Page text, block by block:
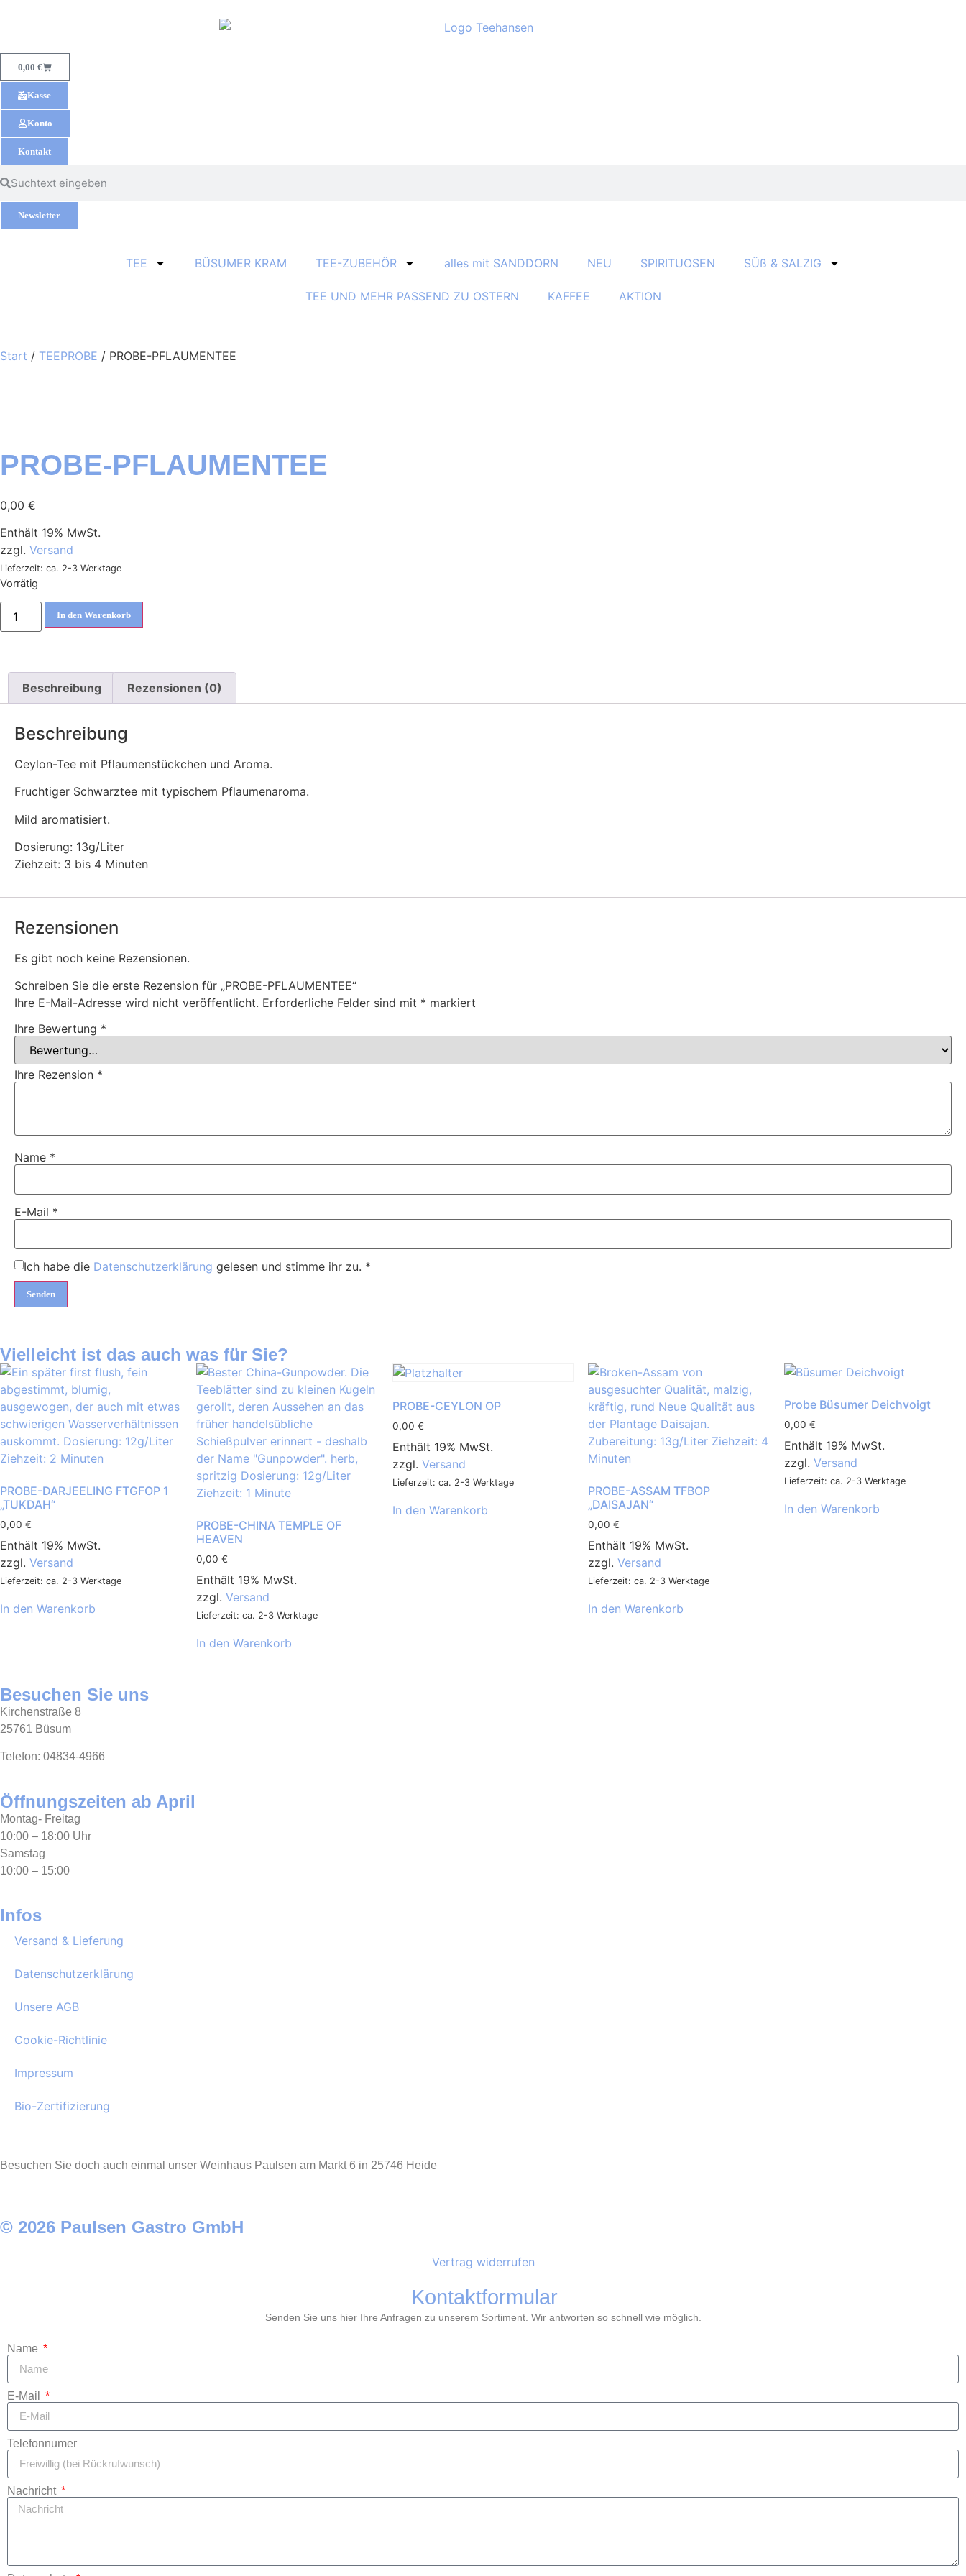
0,00 €
Kasse
Konto
Kontakt
Newsletter
TEE BÜSUMER KRAM TEE-ZUBEHÖR alles mit SANDDORN NEU SPIRITUOSEN SÜß & SALZIG
TEE UND MEHR PASSEND ZU OSTERN KAFFEE AKTION
Start / TEEPROBE / PROBE-PFLAUMENTEE
PROBE-PFLAUMENTEE
0,00 €
Enthält 19% MwSt.
zzgl. Versand
Lieferzeit: ca. 2-3 Werktage
Vorrätig
In den Warenkorb
Beschreibung Rezensionen (0)
Beschreibung
Ceylon-Tee mit Pflaumenstückchen und Aroma.
Fruchtiger Schwarztee mit typischem Pflaumenaroma.
Mild aromatisiert.
Dosierung: 13g/Liter
Ziehzeit: 3 bis 4 Minuten
Rezensionen
Es gibt noch keine Rezensionen.
Schreiben Sie die erste Rezension für „PROBE-PFLAUMENTEE“
Ihre E-Mail-Adresse wird nicht veröffentlicht. Erforderliche Felder sind mit * markiert
Ihre Bewertung *
Ihre Rezension *
Name *
E-Mail *
Ich habe die Datenschutzerklärung gelesen und stimme ihr zu. *
Vielleicht ist das auch was für Sie?
PROBE-DARJEELING FTGFOP 1
„TUKDAH“
0,00 €
Enthält 19% MwSt.
zzgl. Versand
Lieferzeit: ca. 2-3 Werktage
In den Warenkorb
PROBE-CHINA TEMPLE OF
HEAVEN
0,00 €
Enthält 19% MwSt.
zzgl. Versand
Lieferzeit: ca. 2-3 Werktage
In den Warenkorb
PROBE-CEYLON OP
0,00 €
Enthält 19% MwSt.
zzgl. Versand
Lieferzeit: ca. 2-3 Werktage
In den Warenkorb
PROBE-ASSAM TFBOP
„DAISAJAN“
0,00€
Enthält 19% MwSt.
zzgl.Versand
Lieferzeit: ca. 2-3 Werktage
In den Warenkorb
Probe Büsumer Deichvoigt
0,00€
Enthält 19% MwSt.
zzgl.Versand
Lieferzeit: ca. 2-3 Werktage
In den Warenkorb
Besuchen Sie uns
Kirchenstraße 8
25761 Büsum
Telefon: 04834-4966
Öffnungszeiten ab April
Montag- Freitag
10:00 – 18:00 Uhr
Samstag
10:00 – 15:00
Infos
Versand & Lieferung
Datenschutzerklärung
Unsere AGB
Cookie-Richtlinie
Impressum
Bio-Zertifizierung
Besuchen Sie doch auch einmal unser Weinhaus Paulsen am Markt 6 in 25746 Heide
© 2026 Paulsen Gastro GmbH
Vertrag widerrufen
Kontaktformular
Senden Sie uns hier Ihre Anfragen zu unserem Sortiment. Wir antworten so schnell wie möglich.
Name
E-Mail
Telefonnumer
Nachricht